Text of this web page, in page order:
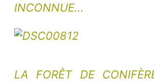
INCONNUE…
LA FORÊT DE